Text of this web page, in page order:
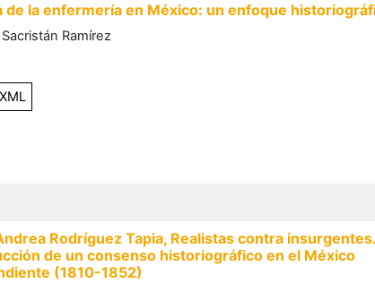
de la enfermería en México: un enfoque
Ramírez
XML
Rodríguez Tapia, Realistas contra
de un consenso historiográfico en el México
(1810-1852)